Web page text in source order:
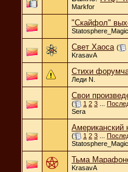
Markfor
"Скайфол"
Statosphere_Magic
Свет Хаоса (
KrasavA
Стихи
Леди N.
Свои
( 1 2 3
Sera
Американский
( 1 2 3
Statosphere_Magic
Тьма
KrasavA